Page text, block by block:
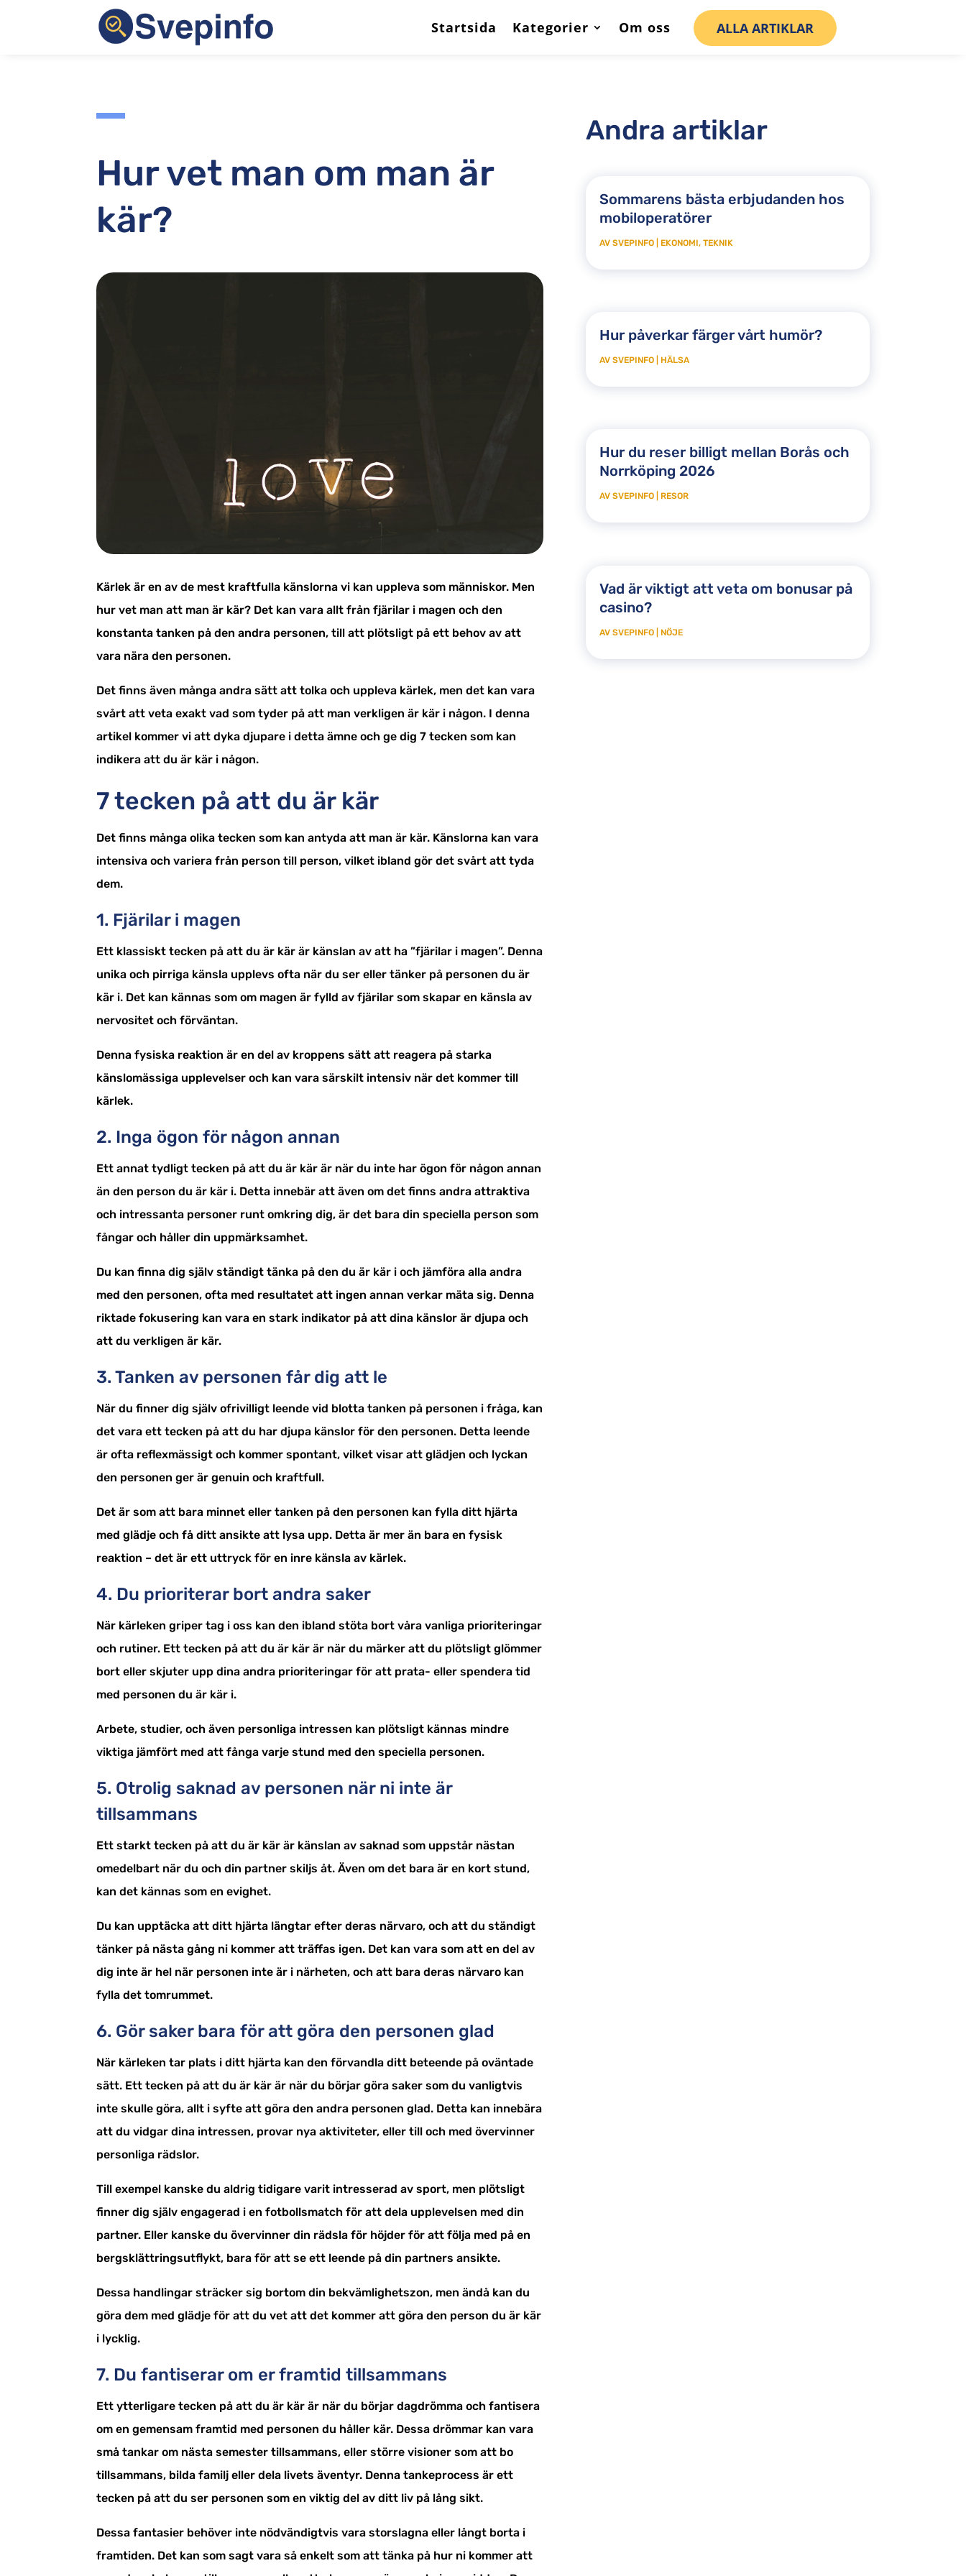
Startsida Kategorier Om oss ALLA ARTIKLAR
Hur vet man om man är
kär?
Kärlek är en av de mest kraftfulla känslorna vi kan uppleva som människor. Men
hur vet man att man är kär? Det kan vara allt från fjärilar i magen och den
konstanta tanken på den andra personen, till att plötsligt på ett behov av att
vara nära den personen.
Det finns även många andra sätt att tolka och uppleva kärlek, men det kan vara
svårt att veta exakt vad som tyder på att man verkligen är kär i någon. I denna
artikel kommer vi att dyka djupare i detta ämne och ge dig 7 tecken som kan
indikera att du är kär i någon.
7 tecken på att du är kär
Det finns många olika tecken som kan antyda att man är kär. Känslorna kan vara
intensiva och variera från person till person, vilket ibland gör det svårt att tyda
dem.
1. Fjärilar i magen
Ett klassiskt tecken på att du är kär är känslan av att ha ”fjärilar i magen”. Denna
unika och pirriga känsla upplevs ofta när du ser eller tänker på personen du är
kär i. Det kan kännas som om magen är fylld av fjärilar som skapar en känsla av
nervositet och förväntan.
Denna fysiska reaktion är en del av kroppens sätt att reagera på starka
känslomässiga upplevelser och kan vara särskilt intensiv när det kommer till
kärlek.
2. Inga ögon för någon annan
Ett annat tydligt tecken på att du är kär är när du inte har ögon för någon annan
än den person du är kär i. Detta innebär att även om det finns andra attraktiva
och intressanta personer runt omkring dig, är det bara din speciella person som
fångar och håller din uppmärksamhet.
Du kan finna dig själv ständigt tänka på den du är kär i och jämföra alla andra
med den personen, ofta med resultatet att ingen annan verkar mäta sig. Denna
riktade fokusering kan vara en stark indikator på att dina känslor är djupa och
att du verkligen är kär.
3. Tanken av personen får dig att le
När du finner dig själv ofrivilligt leende vid blotta tanken på personen i fråga, kan
det vara ett tecken på att du har djupa känslor för den personen. Detta leende
är ofta reflexmässigt och kommer spontant, vilket visar att glädjen och lyckan
den personen ger är genuin och kraftfull.
Det är som att bara minnet eller tanken på den personen kan fylla ditt hjärta
med glädje och få ditt ansikte att lysa upp. Detta är mer än bara en fysisk
reaktion – det är ett uttryck för en inre känsla av kärlek.
4. Du prioriterar bort andra saker
När kärleken griper tag i oss kan den ibland stöta bort våra vanliga prioriteringar
och rutiner. Ett tecken på att du är kär är när du märker att du plötsligt glömmer
bort eller skjuter upp dina andra prioriteringar för att prata- eller spendera tid
med personen du är kär i.
Arbete, studier, och även personliga intressen kan plötsligt kännas mindre
viktiga jämfört med att fånga varje stund med den speciella personen.
5. Otrolig saknad av personen när ni inte är
tillsammans
Ett starkt tecken på att du är kär är känslan av saknad som uppstår nästan
omedelbart när du och din partner skiljs åt. Även om det bara är en kort stund,
kan det kännas som en evighet.
Du kan upptäcka att ditt hjärta längtar efter deras närvaro, och att du ständigt
tänker på nästa gång ni kommer att träffas igen. Det kan vara som att en del av
dig inte är hel när personen inte är i närheten, och att bara deras närvaro kan
fylla det tomrummet.
6. Gör saker bara för att göra den personen glad
När kärleken tar plats i ditt hjärta kan den förvandla ditt beteende på oväntade
sätt. Ett tecken på att du är kär är när du börjar göra saker som du vanligtvis
inte skulle göra, allt i syfte att göra den andra personen glad. Detta kan innebära
att du vidgar dina intressen, provar nya aktiviteter, eller till och med övervinner
personliga rädslor.
Till exempel kanske du aldrig tidigare varit intresserad av sport, men plötsligt
finner dig själv engagerad i en fotbollsmatch för att dela upplevelsen med din
partner. Eller kanske du övervinner din rädsla för höjder för att följa med på en
bergsklättringsutflykt, bara för att se ett leende på din partners ansikte.
Dessa handlingar sträcker sig bortom din bekvämlighetszon, men ändå kan du
göra dem med glädje för att du vet att det kommer att göra den person du är kär
i lycklig.
7. Du fantiserar om er framtid tillsammans
Ett ytterligare tecken på att du är kär är när du börjar dagdrömma och fantisera
om en gemensam framtid med personen du håller kär. Dessa drömmar kan vara
små tankar om nästa semester tillsammans, eller större visioner som att bo
tillsammans, bilda familj eller dela livets äventyr. Denna tankeprocess är ett
tecken på att du ser personen som en viktig del av ditt liv på lång sikt.
Dessa fantasier behöver inte nödvändigtvis vara storslagna eller långt borta i
framtiden. Det kan som sagt vara så enkelt som att tänka på hur ni kommer att
Andra artiklar
Sommarens bästa erbjudanden hos
mobiloperatörer
AV SVEPINFO| EKONOMI, TEKNIK
Hur påverkar färger vårt humör?
AV SVEPINFO| HÄLSA
Hur du reser billigt mellan Borås och
Norrköping 2026
AV SVEPINFO| RESOR
Vad är viktigt att veta om bonusar på
casino?
AV SVEPINFO| NÖJE